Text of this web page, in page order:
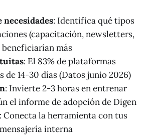
: Identifica qué tipos
(capacitación, newsletters,
beneficiarían más
: El 83% de plataformas
de 14-30 días (Datos junio 2026)
: Invierte 2-3 horas en entrenar
el informe de adopción de Digen
: Conecta la herramienta con tus
interna